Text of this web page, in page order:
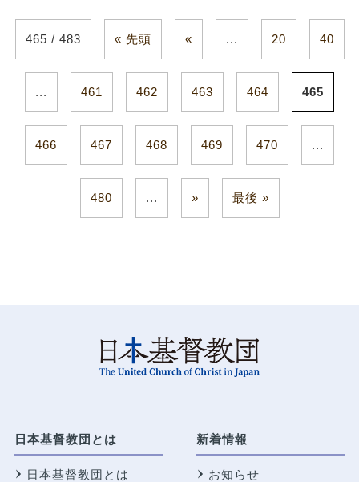
465 / 483 « 先頭 « ... 20 40
... 461 462 463 464 465
466 467 468 469 470 ...
480 ... » 最後 »
日本基督教団とは
日本基督教団とは
新着情報
お知らせ